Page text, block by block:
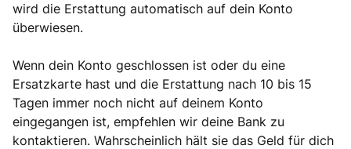
wird die Erstattung automatisch auf dein Konto
überwiesen.
Wenn dein Konto geschlossen ist oder du eine
Ersatzkarte hast und die Erstattung nach 10 bis 15
Tagen immer noch nicht auf deinem Konto
eingegangen ist, empfehlen wir deine Bank zu
kontaktieren. Wahrscheinlich hält sie das Geld für dich